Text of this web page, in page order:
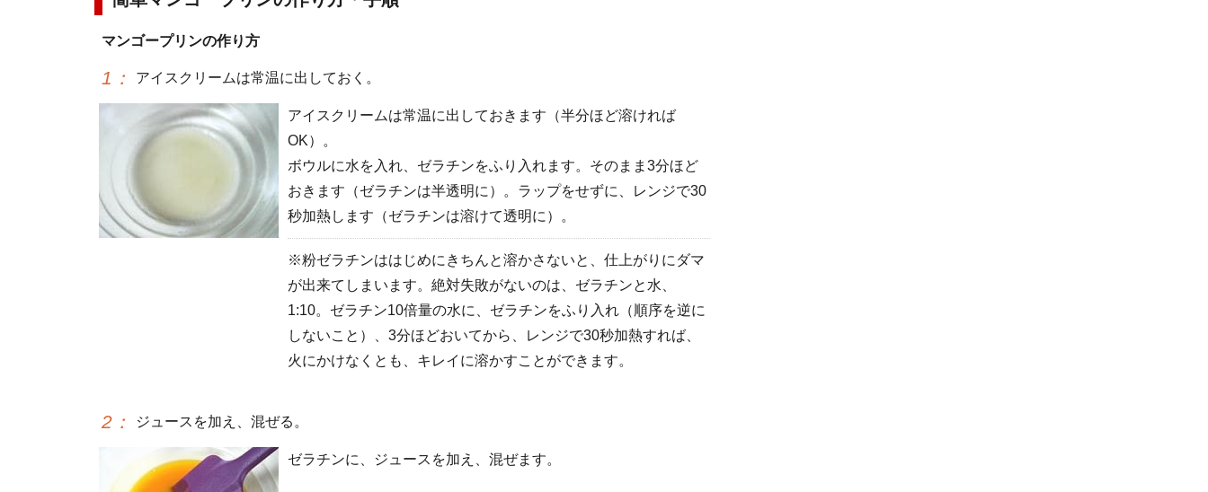
マンゴープリンの作り方
1 ： アイスクリームは常温に出しておく。
アイスクリームは常温に出しておきます（半分ほど溶ければ
OK）。
ボウルに水を入れ、ゼラチンをふり入れます。そのまま3分ほど
おきます（ゼラチンは半透明に）。ラップをせずに、レンジで30
秒加熱します（ゼラチンは溶けて透明に）。
※粉ゼラチンははじめにきちんと溶かさないと、仕上がりにダマ
が出来てしまいます。絶対失敗がないのは、ゼラチンと水、
1:10。ゼラチン10倍量の水に、ゼラチンをふり入れ（順序を逆に
しないこと）、3分ほどおいてから、レンジで30秒加熱すれば、
火にかけなくとも、キレイに溶かすことができます。
2 ： ジュースを加え、混ぜる。
ゼラチンに、ジュースを加え、混ぜます。